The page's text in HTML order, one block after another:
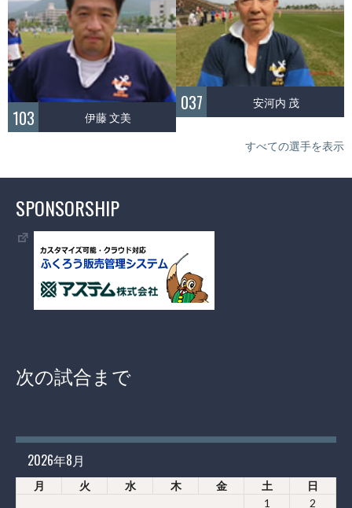
103 伊藤 文美
037 安河内 茂
すべての選手を表示
SPONSORSHIP
次の試合まで
2026年8月
月 火 水 木 金 土
日
1
2